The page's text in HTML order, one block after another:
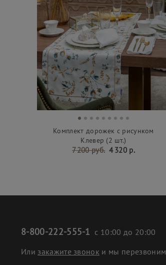
Комплект дорожек с рисунком
Клевер (2 шт.)
7 200 руб. 4 320 р.
8-800-222-555-1 с 10:00 до 20:00
Или закажите звонок и мы перезвоним